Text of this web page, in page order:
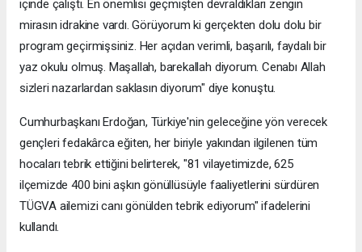
içinde çalıştı. En önemlisi geçmişten devraldıkları zengin
mirasın idrakine vardı. Görüyorum ki gerçekten dolu dolu bir
program geçirmişsiniz. Her açıdan verimli, başarılı, faydalı bir
yaz okulu olmuş. Maşallah, barekallah diyorum. Cenabı Allah
sizleri nazarlardan saklasın diyorum" diye konuştu.
Cumhurbaşkanı Erdoğan, Türkiye'nin geleceğine yön verecek
gençleri fedakârca eğiten, her biriyle yakından ilgilenen tüm
hocaları tebrik ettiğini belirterek, "81 vilayetimizde, 625
ilçemizde 400 bini aşkın gönüllüsüyle faaliyetlerini sürdüren
TÜGVA ailemizi canı gönülden tebrik ediyorum" ifadelerini
kullandı.